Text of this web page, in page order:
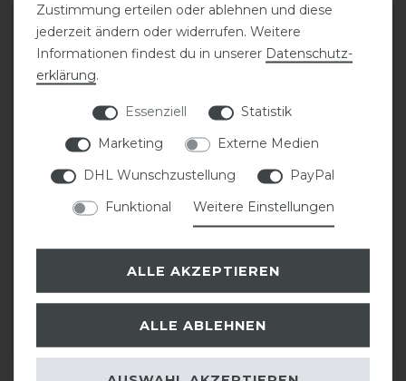
CAVALLO Care Creme
CAVALLO Care Creme
Schuhcreme 75 ml
Zustimmung erteilen oder ablehnen und diese
jederzeit ändern oder widerrufen. Weitere
Informationen findest du in unserer Daten­schutz­
erklärung.
Essenziell
Statistik
Marketing
Externe Medien
DHL Wunschzustellung
PayPal
Funktional
Weitere Einstellungen
ALLE AKZEPTIEREN
ALLE ABLEHNEN